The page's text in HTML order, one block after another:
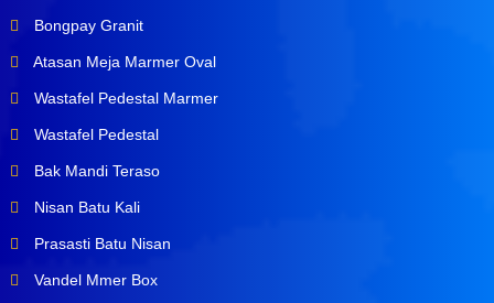
Bongpay Granit
Atasan Meja Marmer Oval
Wastafel Pedestal Marmer
Wastafel Pedestal
Bak Mandi Teraso
Nisan Batu Kali
Prasasti Batu Nisan
Vandel Mmer Box